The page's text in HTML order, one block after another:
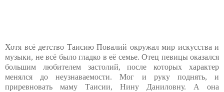
Хотя всё детство Таисию Повалий окружал мир искусства и
музыки, не всё было гладко в её семье. Отец певицы оказался
большим любителем застолий, после которых характер
менялся до неузнаваемости. Мог и руку поднять, и
приревновать маму Таисии, Нину Даниловну. А она